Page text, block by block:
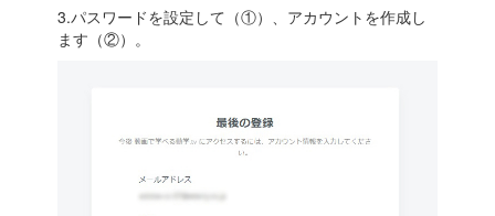
3.パスワードを設定して（①）、アカウントを作成し
ます（②）。